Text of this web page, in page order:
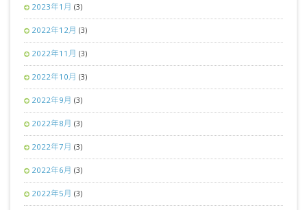
2023年1月 (3)
2022年12月 (3)
2022年11月 (3)
2022年10月 (3)
2022年9月 (3)
2022年8月 (3)
2022年7月 (3)
2022年6月 (3)
2022年5月 (3)